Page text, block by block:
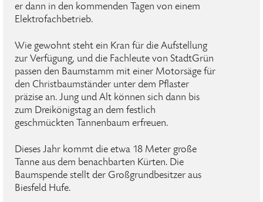
er dann in den kommenden Tagen von einem
Elektrofachbetrieb.
Wie gewohnt steht ein Kran für die Aufstellung
zur Verfügung, und die Fachleute von StadtGrün
passen den Baumstamm mit einer Motorsäge für
den Christbaumständer unter dem Pflaster
präzise an. Jung und Alt können sich dann bis
zum Dreikönigstag an dem festlich
geschmückten Tannenbaum erfreuen.
Dieses Jahr kommt die etwa 18 Meter große
Tanne aus dem benachbarten Kürten. Die
Baumspende stellt der Großgrundbesitzer aus
Biesfeld Hufe.